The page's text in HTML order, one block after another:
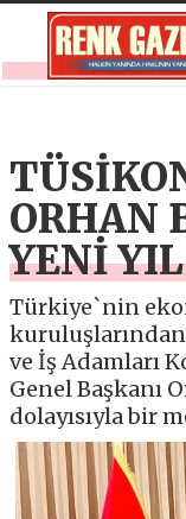
ORHAN
YENİ
Türkiye`nin
ve İş Adamları
Genel Başkanı
dolayısıyla bir